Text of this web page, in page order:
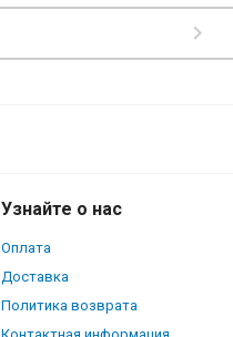
Узнайте о нас
Оплата
Доставка
Политика возврата